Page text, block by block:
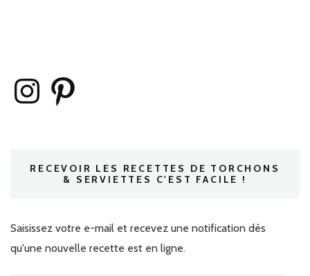
InstagramPinterest
RECEVOIR LES RECETTES DE TORCHONS
& SERVIETTES C'EST FACILE !
Saisissez votre e-mail et recevez une notification dès
qu'une nouvelle recette est en ligne.